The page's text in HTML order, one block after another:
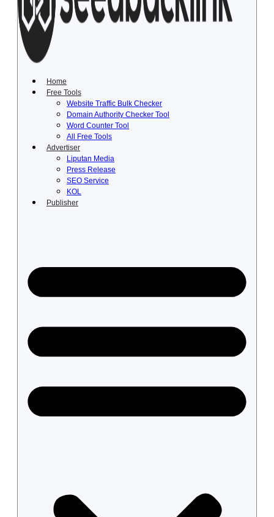
Lewati
konten
Home
Free Tools
Website Traffic Bulk Checker
Domain Authority Checker Tool
Word Counter Tool
All Free Tools
Advertiser
Liputan Media
Press Release
SEO Service
KOL
Publisher